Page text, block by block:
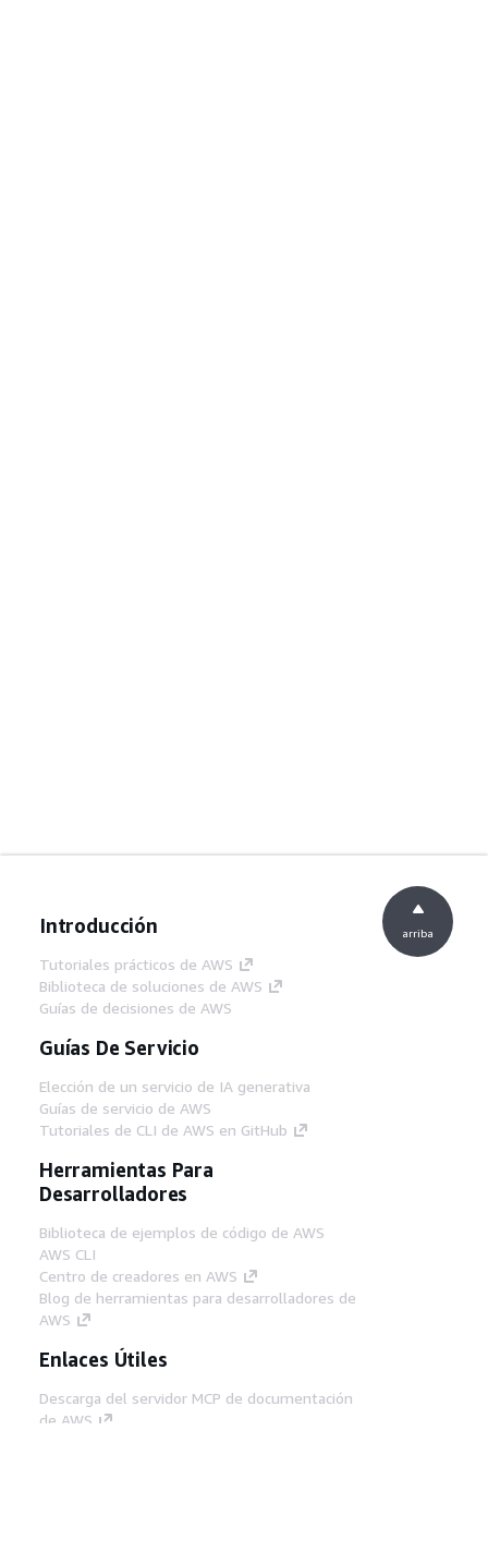
Introducción
Tutoriales prácticos de AWS
Biblioteca de soluciones de AWS
Guías de decisiones de AWS
Guías De Servicio
Elección de un servicio de IA generativa
Guías de servicio de AWS
Tutoriales de CLI de AWS en GitHub
Herramientas Para
Desarrolladores
Biblioteca de ejemplos de código de AWS
AWS CLI
Centro de creadores en AWS
Blog de herramientas para desarrolladores de
AWS
Enlaces Útiles
Descarga del servidor MCP de documentación
de AWS
arriba